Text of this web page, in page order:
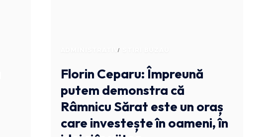
ADMINISTRATIV
Florin Ceparu: Împreună
putem demonstra că
Râmnicu Sărat este un oraș
care investește în oameni, în